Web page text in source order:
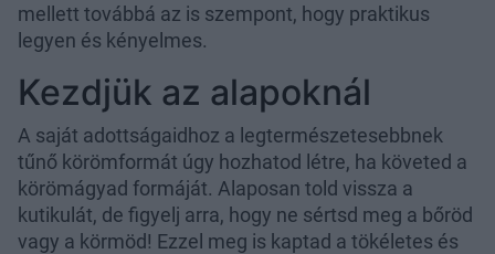
mellett továbbá az is szempont, hogy praktikus
legyen és kényelmes.
Kezdjük az alapoknál
A saját adottságaidhoz a legtermészetesebbnek
tűnő körömformát úgy hozhatod létre, ha követed a
körömágyad formáját. Alaposan told vissza a
kutikulát, de figyelj arra, hogy ne sértsd meg a bőröd
vagy a körmöd! Ezzel meg is kaptad a tökéletes és